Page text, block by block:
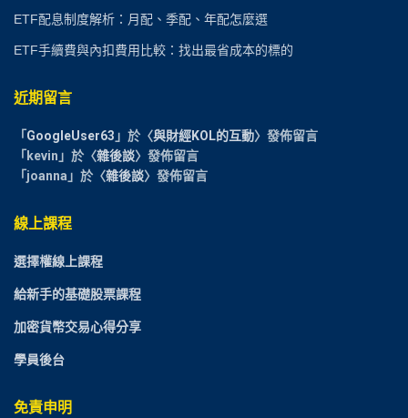
ETF配息制度解析：月配、季配、年配怎麼選
ETF手續費與內扣費用比較：找出最省成本的標的
近期留言
「 GoogleUser63 」於〈與財經KOL的互動〉發佈留言
「 kevin 」於〈雜後談〉發佈留言
「 joanna 」於〈雜後談〉發佈留言
線上課程
選擇權線上課程
給新手的基礎股票課程
加密貨幣交易心得分享
學員後台
免責申明